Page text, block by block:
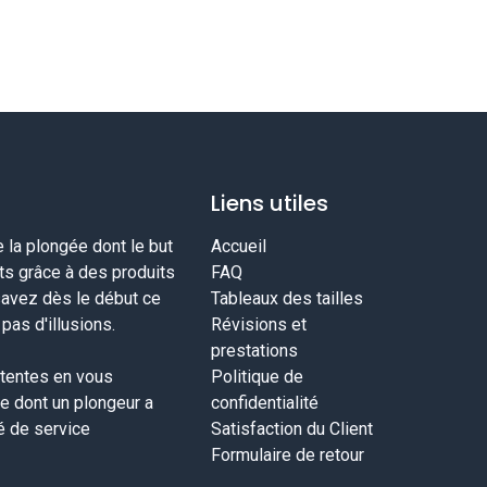
la plongée dont le but
grâce à des produits
dès le début ce
d'illusions.
en vous
dont un plongeur a
de service
Liens utiles
Accueil
FAQ
Tableaux des tailles
Révisions et
prestations
Politique de
confidentialité
Satisfaction du Client
Formulaire de retour